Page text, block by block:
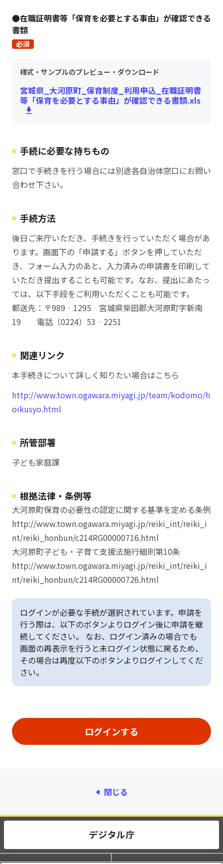
●在職証明書等「保育を必要とする事由」が確認できる
書類
必須
様式・サンプルのプレビュー・ダウンロード
宮城県_大河原町_保育制度_利用申込_在職証明書
等「保育を必要とする事由」が確認できる書類.xls
手続に必要な持ちもの
窓口で手続きを行う場合には別途各自治体窓口にお問い
合わせ下さい。
手続方法
後日ご来庁いただき、手続きを行っていただく場合があ
ります。画面下の「申請する」ボタンを押していただ
き、フォーム入力のあと、入力済みの申請書を印刷して
いただき提出することも可能です。なお、提出にあたっ
ては、以下手段をご利用いただくことも可能です。
郵送先：〒989‐1295 宮城県柴田郡大河原町字新南
19 電話（0224）53‐2251
関連リンク
本手続きについて詳しく知りたい場合はこちら
http://www.town.ogawara.miyagi.jp/team/kodomo/h
oikusyo.html
所管部署
子ども家庭課
根拠法律・条例等
大河原町保育の必要性の認定に関する基準を定める条例
http://www.town.ogawara.miyagi.jp/reiki_int/reiki_i
nt/reiki_honbun/c214RG00000716.html
大河原町子ども・子育て支援法施行細則第10条
http://www.town.ogawara.miyagi.jp/reiki_int/reiki_i
nt/reiki_honbun/c214RG00000726.html
ログインが必要な手続が選択されています。申請を
行う際は、以下のボタンよりログイン後に申請を継
続してください。 なお、ログイン済みの場合でも
画面の再表示を行うと未ログイン状態に戻るため、
その場合は再度以下のボタンよりログインしてくだ
さい。
閉じる